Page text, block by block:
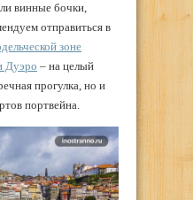
винные бочки,
отправиться в
зоне
Дуэро – на целый
прогулка, но и
портвейна.